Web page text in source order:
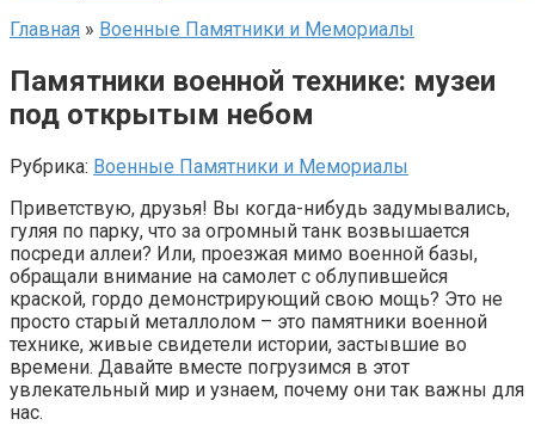
Главная » Военные Памятники и Мемориалы
Памятники военной технике: музеи
под открытым небом
Рубрика: Военные Памятники и Мемориалы
Приветствую, друзья! Вы когда-нибудь задумывались,
гуляя по парку, что за огромный танк возвышается
посреди аллеи? Или, проезжая мимо военной базы,
обращали внимание на самолет с облупившейся
краской, гордо демонстрирующий свою мощь? Это не
просто старый металлолом – это памятники военной
технике, живые свидетели истории, застывшие во
времени. Давайте вместе погрузимся в этот
увлекательный мир и узнаем, почему они так важны для
нас.